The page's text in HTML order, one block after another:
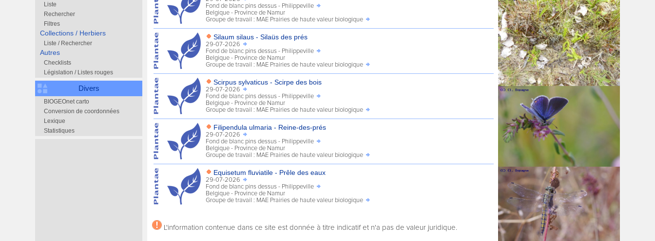
Liste
Rechercher
Filtres
Collections / Herbiers
Liste / Rechercher
Autres
Checklists
Législation / Listes rouges
Divers
BIOGEOnet carto
Conversion de coordonnées
Lexique
Statistiques
L'information contenue dans ce site est donnée à titre indicatif et n'a pas de valeur juridique.